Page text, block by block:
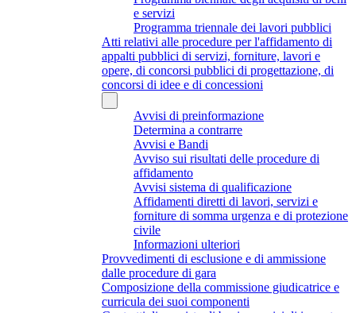
e servizi
Programma triennale dei lavori pubblici
Atti relativi alle procedure per l'affidamento di
appalti pubblici di servizi, forniture, lavori e
opere, di concorsi pubblici di progettazione, di
concorsi di idee e di concessioni
Avvisi di preinformazione
Determina a contrarre
Avvisi e Bandi
Avviso sui risultati delle procedure di
affidamento
Avvisi sistema di qualificazione
Affidamenti diretti di lavori, servizi e
forniture di somma urgenza e di protezione
civile
Informazioni ulteriori
Provvedimenti di esclusione e di ammissione
dalle procedure di gara
Composizione della commissione giudicatrice e
curricula dei suoi componenti